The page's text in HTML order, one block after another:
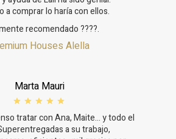
a comprar lo haría con ellos.
recomendado ????.
Houses Alella
Marta Mauri
tratar con Ana, Maite… y todo el
a su trabajo,